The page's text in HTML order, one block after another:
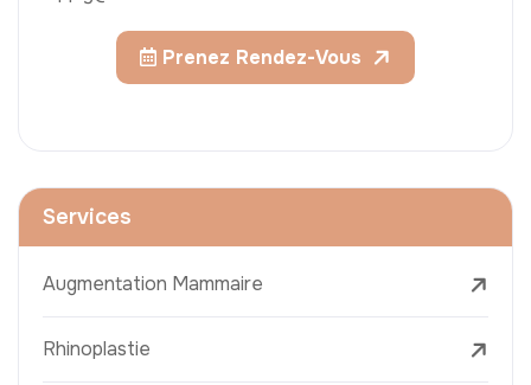
Prenez Rendez-Vous
Services
Augmentation Mammaire
Rhinoplastie